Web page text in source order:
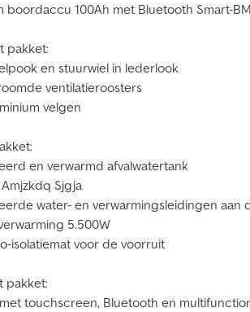
boordaccu 100Ah met Bluetooth Smart-
pakket:
en stuurwiel in lederlook
ventilatieroosters
velgen
en verwarmd afvalwatertank
Sjgja
water- en verwarmingsleidingen aan
5.500W
isolatiemat voor de voorruit
pakket:
touchscreen, Bluetooth en